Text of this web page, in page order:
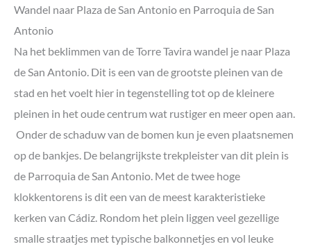
Wandel naar Plaza de San Antonio en Parroquia de San
Antonio
Na het beklimmen van de Torre Tavira wandel je naar Plaza
de San Antonio. Dit is een van de grootste pleinen van de
stad en het voelt hier in tegenstelling tot op de kleinere
pleinen in het oude centrum wat rustiger en meer open aan.
Onder de schaduw van de bomen kun je even plaatsnemen
op de bankjes. De belangrijkste trekpleister van dit plein is
de Parroquia de San Antonio. Met de twee hoge
klokkentorens is diteen van de meest karakteristieke
kerken van Cádiz. Rondom het plein liggen veel gezellige
smalle straatjes met typische balkonnetjes en vol leuke